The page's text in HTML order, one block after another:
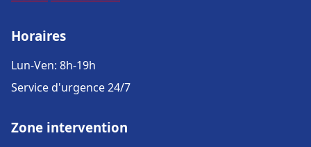
Horaires
Lun-Ven: 8h-19h
Service d'urgence 24/7
Zone intervention